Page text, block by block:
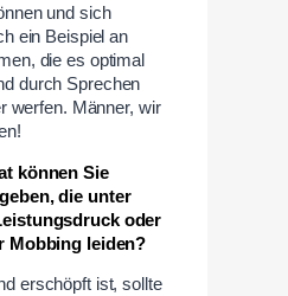
und sich
ein Beispiel an
die es optimal
durch Sprechen
werfen. Männer, wir
können Sie
die unter
oder
Mobbing leiden?
erschöpft ist, sollte